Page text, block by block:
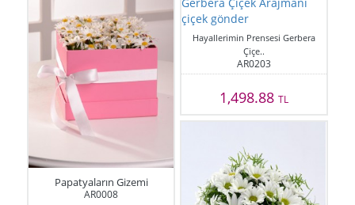
Papatyaların Gizemi
AR0008
Hayallerimin Prensesi Gerbera
Çiçe..
AR0203
1,498.88 TL